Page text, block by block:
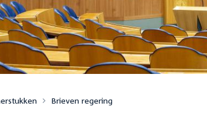
Brieven regering